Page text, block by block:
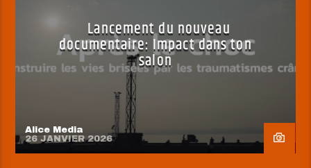
Lancement du nouveau
documentaire: Impact dans ton
salon
Alice Media
26 JANVIER 2026